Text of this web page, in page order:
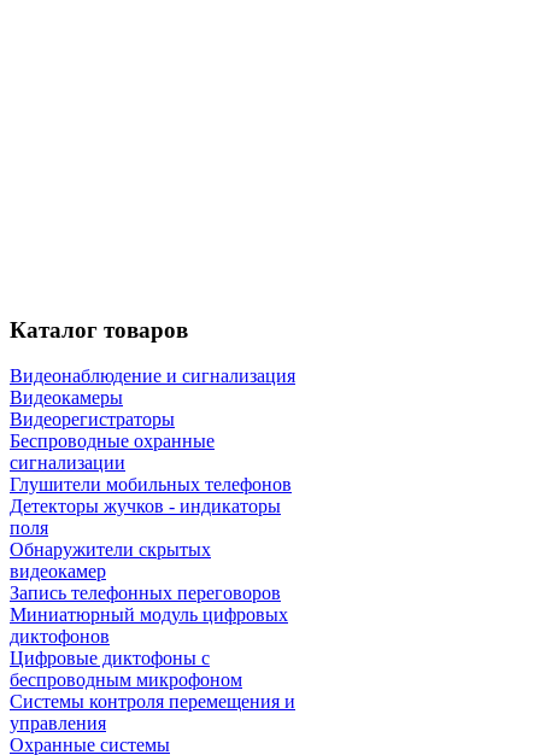
Каталог товаров
Видеонаблюдение и сигнализация
Видеокамеры
Видеорегистраторы
Беспроводные охранные
сигнализации
Глушители мобильных телефонов
Детекторы жучков - индикаторы
поля
Обнаружители скрытых
видеокамер
Запись телефонных переговоров
Миниатюрный модуль цифровых
диктофонов
Цифровые диктофоны с
беспроводным микрофоном
Системы контроля перемещения и
управления
Охранные системы